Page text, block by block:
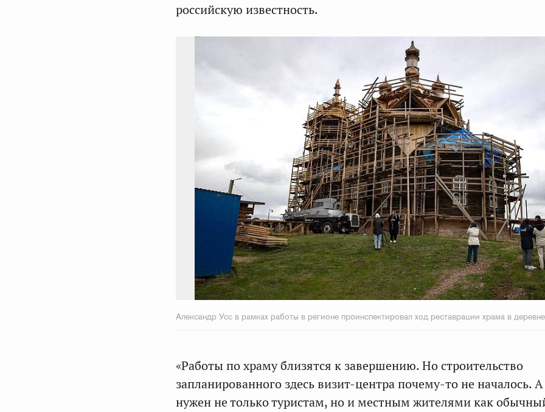
российскую известность.
Александр Усс в рамках работы в регионе проинспектировал ход реставрации храма в
«Работы по храму близятся к завершению. Но строительство
запланированного здесь визит-центра почему‑то не началось.
нужен не только туристам, но и местным жителями как